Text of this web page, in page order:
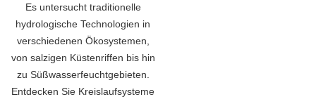
Es untersucht traditionelle
hydrologische Technologien in
verschiedenen Ökosystemen,
von salzigen Küstenriffen bis hin
zu Süßwasserfeuchtgebieten.
Entdecken Sie Kreislaufsysteme